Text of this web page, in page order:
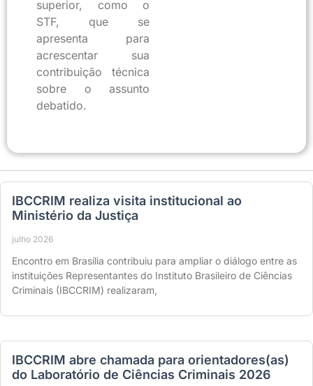
superior, como o
STF, que se
apresenta para
acrescentar sua
contribuição técnica
sobre o assunto
debatido.
IBCCRIM realiza visita institucional ao
Ministério da Justiça
julho 2026
Encontro em Brasília contribuiu para ampliar o diálogo entre as
instituições Representantes do Instituto Brasileiro de Ciências
Criminais (IBCCRIM) realizaram,
IBCCRIM abre chamada para orientadores(as)
do Laboratório de Ciências Criminais 2026